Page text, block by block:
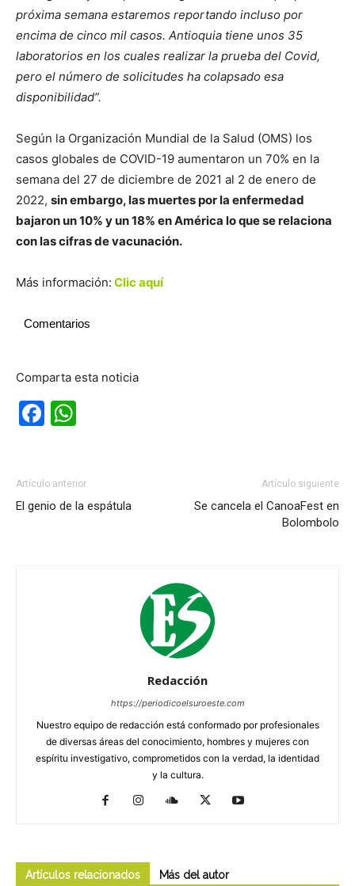
próxima semana estaremos reportando incluso por
encima de cinco mil casos. Antioquia tiene unos 35
laboratorios en los cuales realizar la prueba del Covid,
pero el número de solicitudes ha colapsado esa
disponibilidad”.
Según la Organización Mundial de la Salud (OMS) los
casos globales de COVID-19 aumentaron un 70% en la
semana del 27 de diciembre de 2021 al 2 de enero de
2022, sin embargo, las muertes por la enfermedad
bajaron un 10% y un 18% en América lo que se relaciona
con las cifras de vacunación.
Más información: Clic aquí
Comentarios
Comparta esta noticia
Facebook
Artículo anterior
El genio de la espátula
Artículo siguiente
Se cancela el CanoaFest en
Bolombolo
Redacción
https://periodicoelsuroeste.com
Nuestro equipo de redacción está conformado por profesionales
de diversas áreas del conocimiento, hombres y mujeres con
espíritu investigativo, comprometidos con la verdad, la identidad
y la cultura.
Artículos relacionados Más del autor